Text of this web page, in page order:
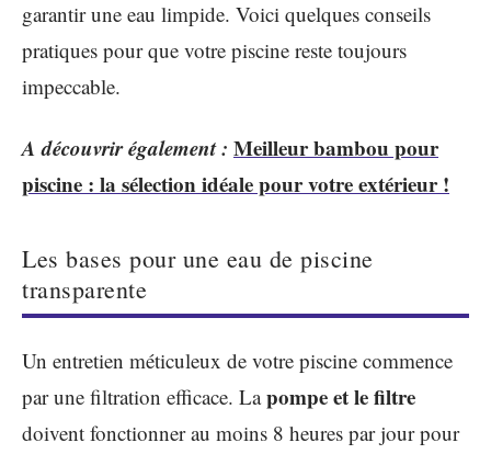
garantir une eau limpide. Voici quelques conseils
pratiques pour que votre piscine reste toujours
impeccable.
A découvrir également : Meilleur bambou pour
piscine : la sélection idéale pour votre extérieur !
Les bases pour une eau de piscine
transparente
Un entretien méticuleux de votre piscine commence
par une filtration efficace. Lapompe et le filtre
doivent fonctionner au moins 8 heures par jour pour